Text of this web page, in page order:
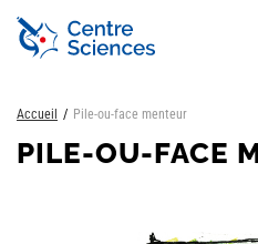
Aller
contenu
Accueil Pile-ou-face menteur
PILE-OU-FACE